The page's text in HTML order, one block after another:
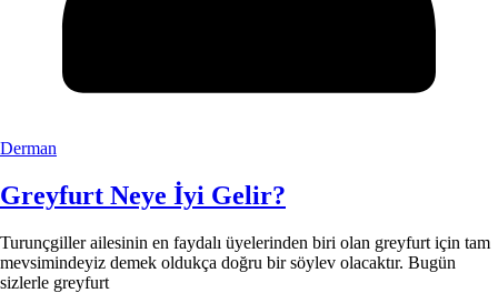
Derman
Greyfurt Neye İyi Gelir?
Turunçgiller ailesinin en faydalı üyelerinden biri olan greyfurt için tam
mevsimindeyiz demek oldukça doğru bir söylev olacaktır. Bugün
sizlerle greyfurt